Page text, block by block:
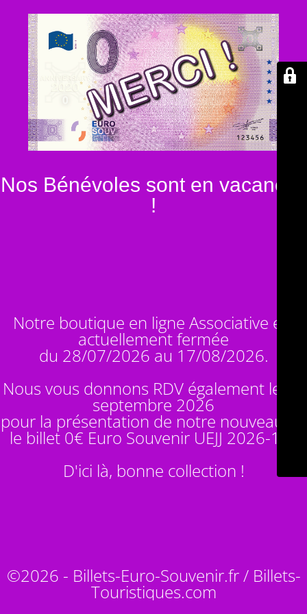
Nos Bénévoles sont en vacances
!
Notre boutique en ligne Associative est
actuellement fermée
du 28/07/2026 au 17/08/2026.
Nous vous donnons RDV également le 14
septembre 2026
pour la présentation de notre nouveauté :
le billet 0€ Euro Souvenir UEJJ 2026-10
D'ici là, bonne collection !
©2026 - Billets-Euro-Souvenir.fr / Billets-
Touristiques.com